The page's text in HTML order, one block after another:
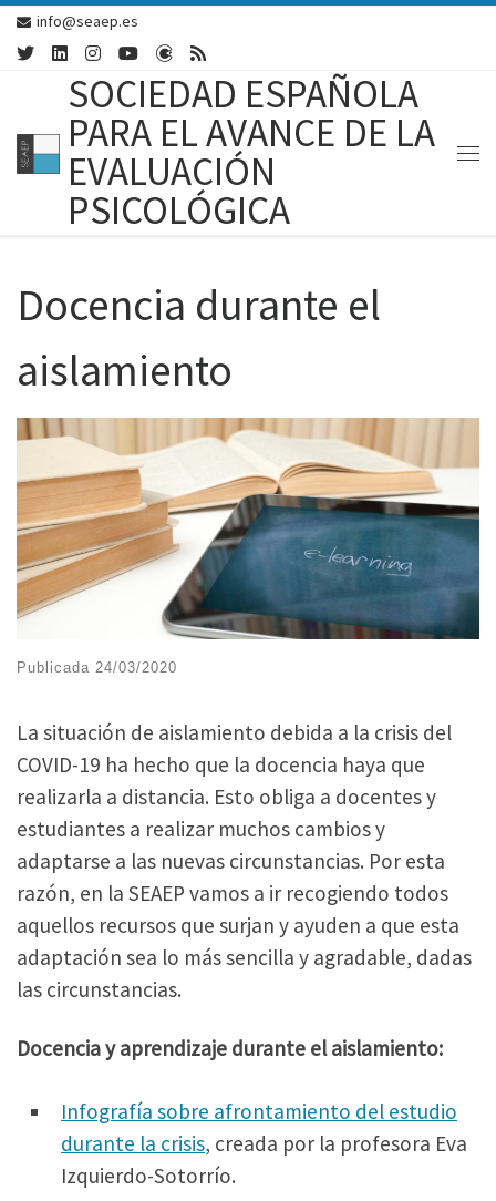
Skip to content
info@seaep.es
SOCIEDAD ESPAÑOLA
PARA EL AVANCE DE LA
EVALUACIÓN
PSICOLÓGICA
Docencia durante el
aislamiento
Publicada 24/03/2020
La situación de aislamiento debida a la crisis del
COVID-19 ha hecho que la docencia haya que
realizarla a distancia. Esto obliga a docentes y
estudiantes a realizar muchos cambios y
adaptarse a las nuevas circunstancias. Por esta
razón, en la SEAEP vamos a ir recogiendo todos
aquellos recursos que surjan y ayuden a que esta
adaptación sea lo más sencilla y agradable, dadas
las circunstancias.
Docencia y aprendizaje durante el aislamiento:
Infografía sobre afrontamiento del estudio
durante la crisis, creada por la profesora Eva
Izquierdo-Sotorrío.